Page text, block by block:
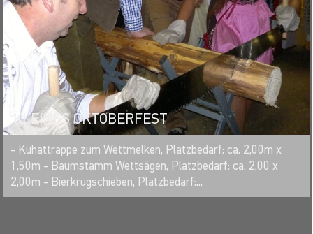
KLEINES OKTOBERFEST
MERKEN
- Kuhattrappe zum Wettmelken, Platzbedarf: ca. 2,00m x
1,50m - Baumstamm Wettsägen, Platzbedarf: ca. 2,00 x
2,00m - Bierkrugschieben, Platzbedarf:...